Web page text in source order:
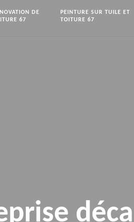
DE
67
PEINTURE SUR TUILE ET
TOITURE 67